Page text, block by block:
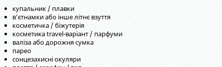
купальник / плавки
в’єтнамки або інше літнє взуття
косметичка / біжутерія
косметика travel-варіант / парфуми
валіза або дорожня сумка
парео
сонцезахисні окуляри